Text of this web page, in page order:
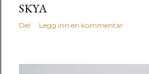
SKYA
Del Legg inn en kommentar